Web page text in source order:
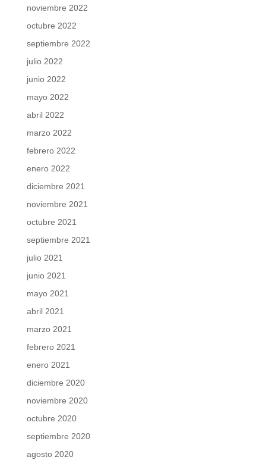
noviembre 2022
octubre 2022
septiembre 2022
julio 2022
junio 2022
mayo 2022
abril 2022
marzo 2022
febrero 2022
enero 2022
diciembre 2021
noviembre 2021
octubre 2021
septiembre 2021
julio 2021
junio 2021
mayo 2021
abril 2021
marzo 2021
febrero 2021
enero 2021
diciembre 2020
noviembre 2020
octubre 2020
septiembre 2020
agosto 2020